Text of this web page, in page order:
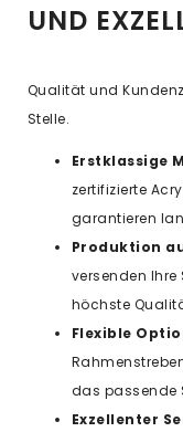
UND
Qualität und
Stelle.
Erstklassige
zertifizierte
garantieren
Produktion
versenden
höchste
Flexible
das passende
Exzellenter